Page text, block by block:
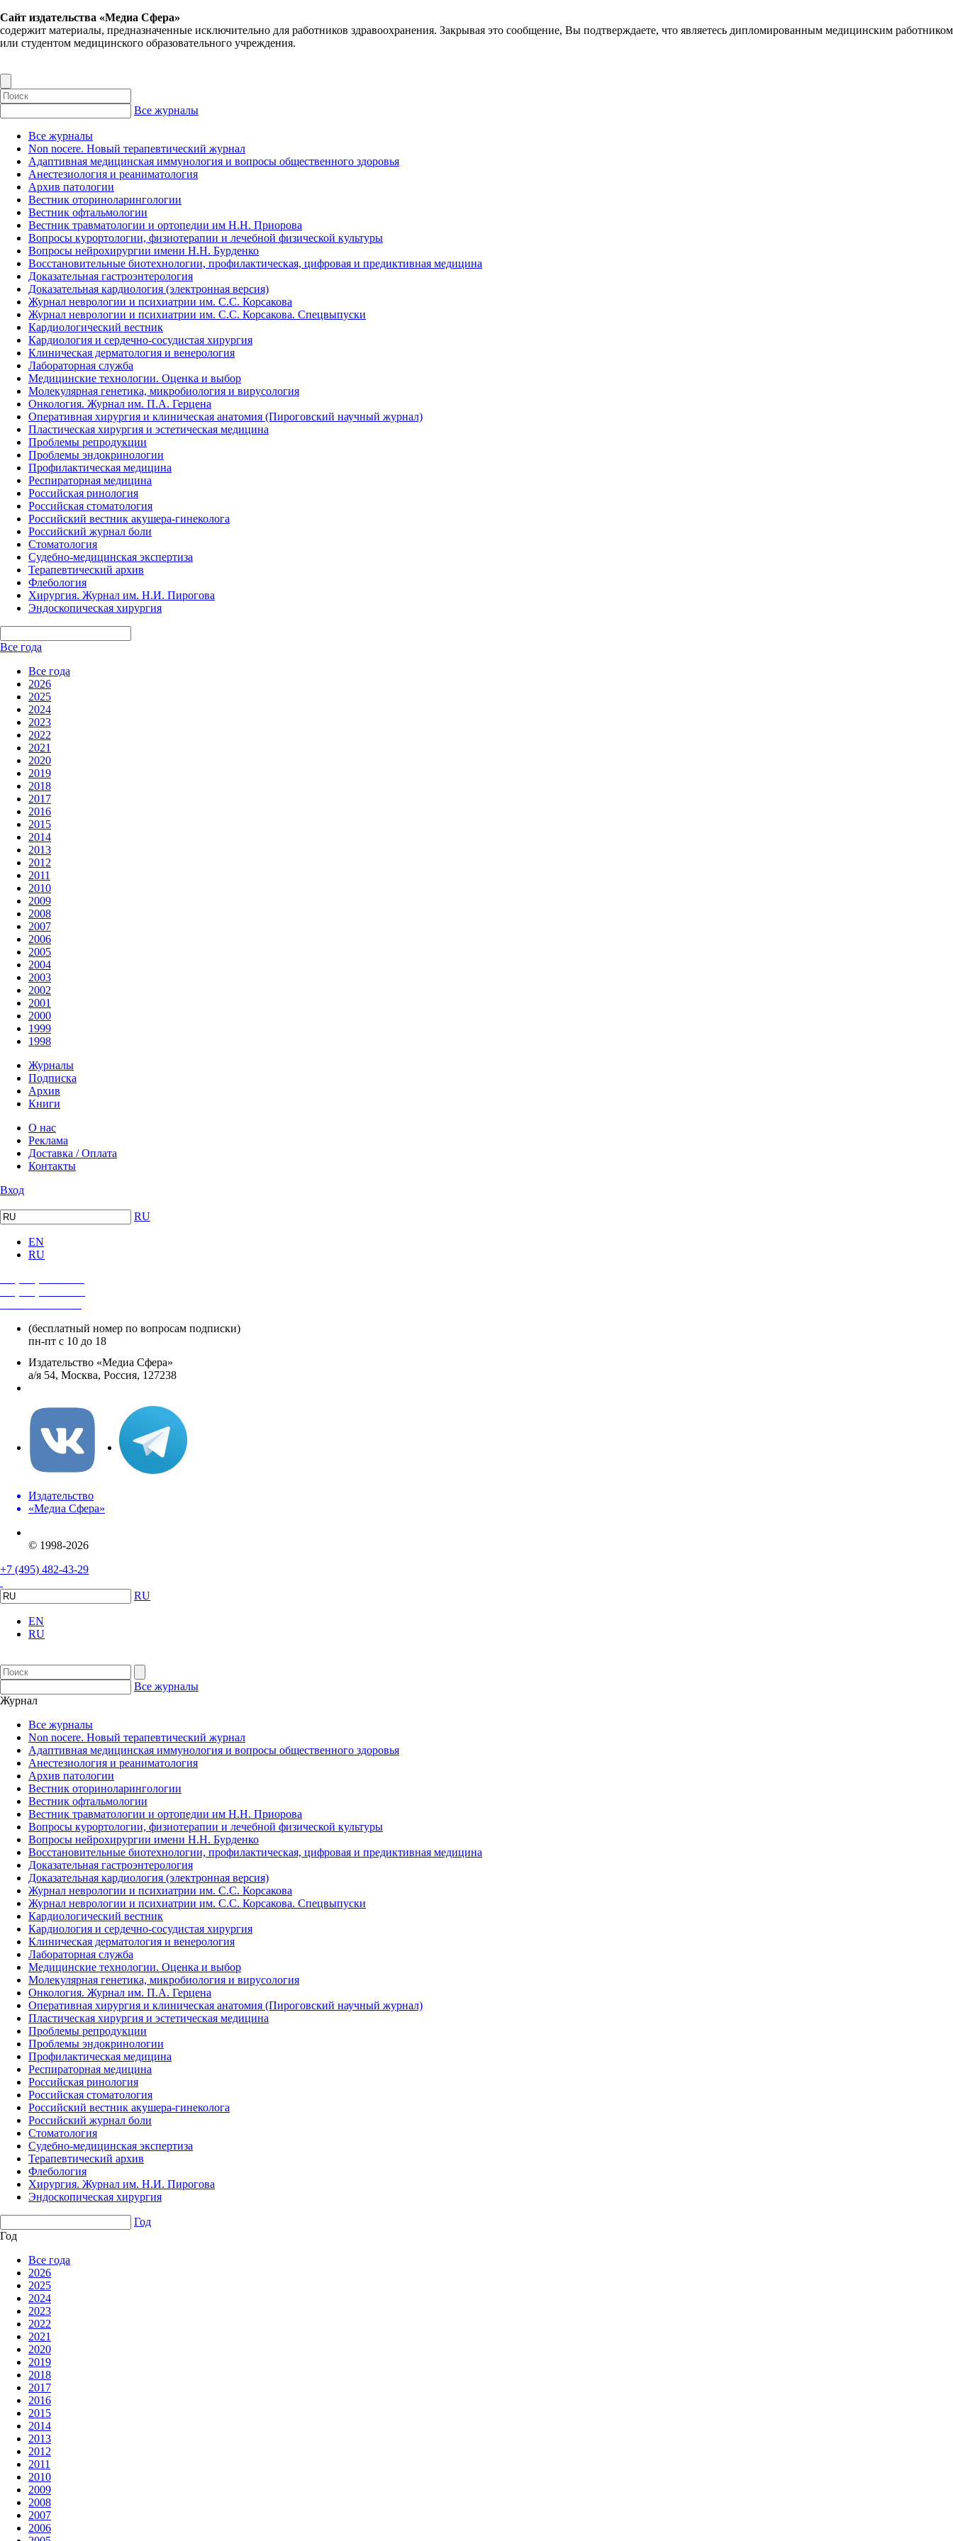
Сайт издательства «Медиа Сфера»
содержит материалы, предназначенные исключительно для работников здравоохранения. Закрывая это сообщение, Вы подтверждаете, что являетесь дипломированным медицинским работником
или студентом медицинского образовательного учреждения.
Все журналы
Все журналы
Non nocere. Новый терапевтический журнал
Адаптивная медицинская иммунология и вопросы общественного здоровья
Анестезиология и реаниматология
Архив патологии
Вестник оториноларингологии
Вестник офтальмологии
Вестник травматологии и ортопедии им Н.Н. Приорова
Вопросы курортологии, физиотерапии и лечебной физической культуры
Вопросы нейрохирургии имени Н.Н. Бурденко
Восстановительные биотехнологии, профилактическая, цифровая и предиктивная медицина
Доказательная гастроэнтерология
Доказательная кардиология (электронная версия)
Журнал неврологии и психиатрии им. С.С. Корсакова
Журнал неврологии и психиатрии им. С.С. Корсакова. Спецвыпуски
Кардиологический вестник
Кардиология и сердечно-сосудистая хирургия
Клиническая дерматология и венерология
Лабораторная служба
Медицинские технологии. Оценка и выбор
Молекулярная генетика, микробиология и вирусология
Онкология. Журнал им. П.А. Герцена
Оперативная хирургия и клиническая анатомия (Пироговский научный журнал)
Пластическая хирургия и эстетическая медицина
Проблемы репродукции
Проблемы эндокринологии
Профилактическая медицина
Респираторная медицина
Российская ринология
Российская стоматология
Российский вестник акушера-гинеколога
Российский журнал боли
Стоматология
Судебно-медицинская экспертиза
Терапевтический архив
Флебология
Хирургия. Журнал им. Н.И. Пирогова
Эндоскопическая хирургия
Все года
Все года
2026
2025
2024
2023
2022
2021
2020
2019
2018
2017
2016
2015
2014
2013
2012
2011
2010
2009
2008
2007
2006
2005
2004
2003
2002
2001
2000
1999
1998
Журналы
Подписка
Архив
Книги
О нас
Реклама
Доставка / Оплата
Контакты
Вход
RU
EN
RU
(бесплатный номер по вопросам подписки)
пн-пт с 10 до 18
Издательство «Медиа Сфера»
а/я 54, Москва, Россия, 127238
Издательство
«Медиа Сфера»
© 1998-2026
+7 (495) 482-43-29
RU
EN
RU
Все журналы
Журнал
Все журналы
Non nocere. Новый терапевтический журнал
Адаптивная медицинская иммунология и вопросы общественного здоровья
Анестезиология и реаниматология
Архив патологии
Вестник оториноларингологии
Вестник офтальмологии
Вестник травматологии и ортопедии им Н.Н. Приорова
Вопросы курортологии, физиотерапии и лечебной физической культуры
Вопросы нейрохирургии имени Н.Н. Бурденко
Восстановительные биотехнологии, профилактическая, цифровая и предиктивная медицина
Доказательная гастроэнтерология
Доказательная кардиология (электронная версия)
Журнал неврологии и психиатрии им. С.С. Корсакова
Журнал неврологии и психиатрии им. С.С. Корсакова. Спецвыпуски
Кардиологический вестник
Кардиология и сердечно-сосудистая хирургия
Клиническая дерматология и венерология
Лабораторная служба
Медицинские технологии. Оценка и выбор
Молекулярная генетика, микробиология и вирусология
Онкология. Журнал им. П.А. Герцена
Оперативная хирургия и клиническая анатомия (Пироговский научный журнал)
Пластическая хирургия и эстетическая медицина
Проблемы репродукции
Проблемы эндокринологии
Профилактическая медицина
Респираторная медицина
Российская ринология
Российская стоматология
Российский вестник акушера-гинеколога
Российский журнал боли
Стоматология
Судебно-медицинская экспертиза
Терапевтический архив
Флебология
Хирургия. Журнал им. Н.И. Пирогова
Эндоскопическая хирургия
Год
Год
Все года
2026
2025
2024
2023
2022
2021
2020
2019
2018
2017
2016
2015
2014
2013
2012
2011
2010
2009
2008
2007
2006